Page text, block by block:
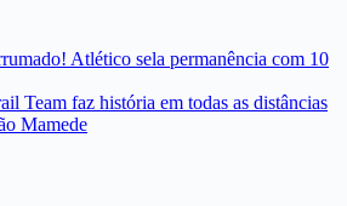
Atlético sela permanência com 10
Team faz história em todas as distâncias
Mamede